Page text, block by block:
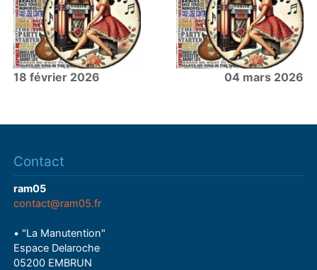
18 février 2026 04 mars 2026
Contact
ram05
contact@ram05.fr
• "La Manutention"
Espace Delaroche
05200 EMBRUN